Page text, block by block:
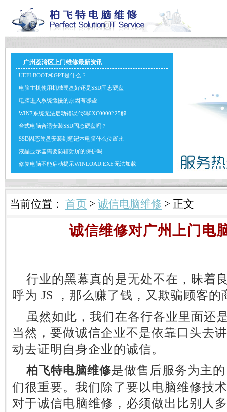
广州荔湾区上门维修最新资讯
UEFI BOOT和GPT是什么？
电脑主机使用机械硬盘好还是SSD固态硬盘
电脑进入系统缓慢的原因有哪些
WIN7系统无法启动错误代码0XC0000225解
台式电脑合适安装SSD固态硬盘吗？
SSD固态硬盘安装到笔记本电脑什么位置比
液晶显示器需要防辐射屏的保护吗
修复电脑不能启动提示WINLOAD.EXE无法加载
当前位置： 首页 > 诚信电脑维修 > 正文
诚信维修对广州上门电
行业的黑幕真的是无处不在，昧着
呼为 JS ，那么赚了钱，又欺骗顾客
虽然如此，我们在各行各业里面还
当然，要做诚信企业不是依靠口头去
动去证明自身企业的诚信。
柏飞特电脑维修是做售后服务为主
们很重要。我们除了要以电脑维修技
对于诚信电脑维修，必须做出比别人